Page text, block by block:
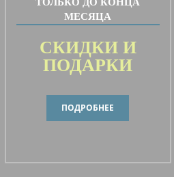
МЕСЯЦА
СКИДКИ И
ПОДАРКИ
ПОДРОБНЕЕ